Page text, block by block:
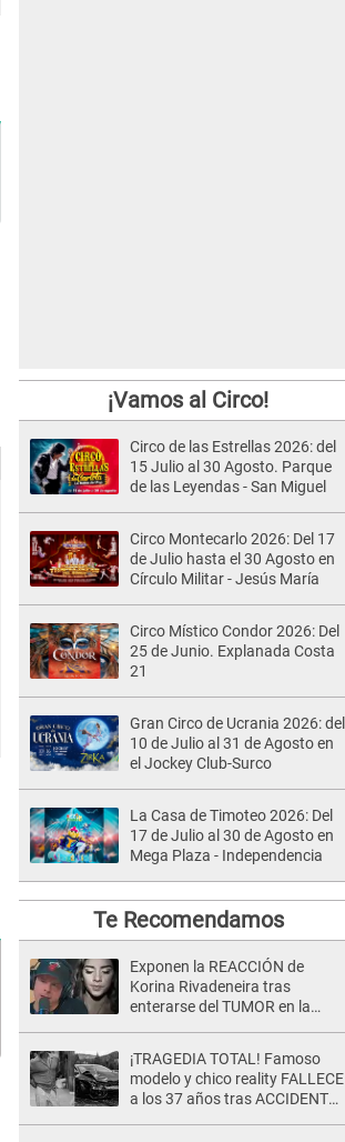
¡Vamos al Circo!
Circo de las Estrellas 2026: del
15 Julio al 30 Agosto. Parque
de las Leyendas - San Miguel
Circo Montecarlo 2026: Del 17
de Julio hasta el 30 Agosto en
Círculo Militar - Jesús María
Circo Místico Condor 2026: Del
25 de Junio. Explanada Costa
21
Gran Circo de Ucrania 2026: del
10 de Julio al 31 de Agosto en
el Jockey Club-Surco
La Casa de Timoteo 2026: Del
17 de Julio al 30 de Agosto en
Mega Plaza - Independencia
Te Recomendamos
Exponen la REACCIÓN de
Korina Rivadeneira tras
enterarse del TUMOR en la
¡TRAGEDIA TOTAL! Famoso
modelo y chico reality FALLECE
a los 37 años tras ACCIDENTE